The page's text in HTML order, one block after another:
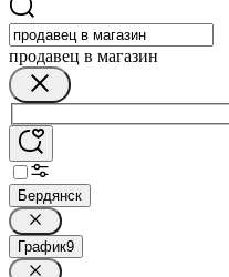
продавец в магазин
Бердянск
График9